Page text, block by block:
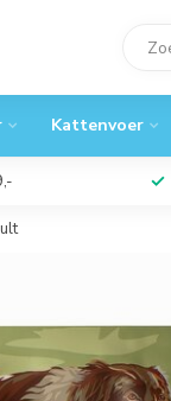
Kattenvoer